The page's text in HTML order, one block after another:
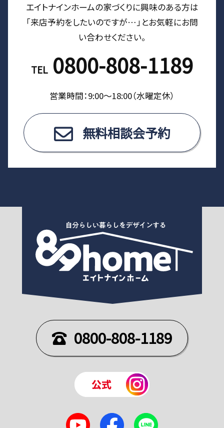
エイトナインホームの家づくりに興味のある⽅は
「来店予約をしたいのですが…」とお気軽にお問
い合わせください。
TEL 0800-808-1189
営業時間：9:00〜18:00（⽔曜定休）
無料相談会予約
0800-808-1189